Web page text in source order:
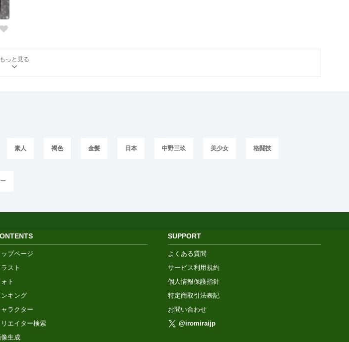
もっと見る
素人 褐色 金髪 日本 中野三玖 美少女 格闘技
SUPPORT
よくある質問
サービス利用規約
個人情報保護指針
特定商取引法表記
お問い合わせ
@iromiraijp
ップページ
スト
ト
ンキング
ャラクター
リエイター検索
生成